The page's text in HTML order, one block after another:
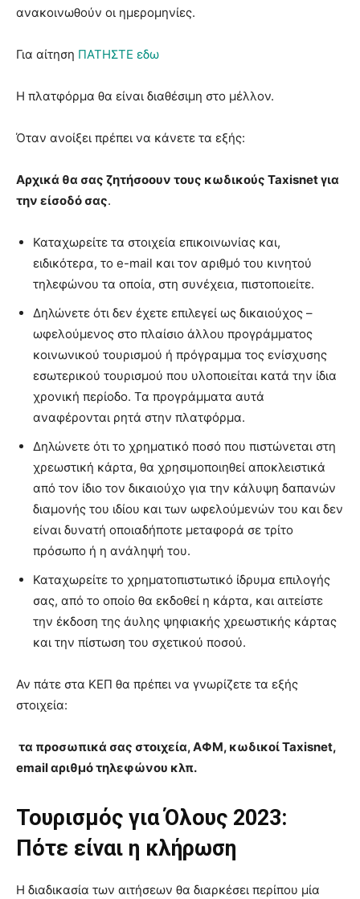
ανακοινωθούν οι ημερομηνίες.
Για αίτηση ΠΑΤΗΣΤΕ εδω
Η πλατφόρμα θα είναι διαθέσιμη στο μέλλον.
Όταν ανοίξει πρέπει να κάνετε τα εξής:
Αρχικά θα σας ζητήσοουν τους κωδικούς Taxisnet για
την είσοδό σας.
Καταχωρείτε τα στοιχεία επικοινωνίας και,
ειδικότερα, το e-mail και τον αριθμό του κινητού
τηλεφώνου τα οποία, στη συνέχεια, πιστοποιείτε.
Δηλώνετε ότι δεν έχετε επιλεγεί ως δικαιούχος –
ωφελούμενος στο πλαίσιο άλλου προγράμματος
κοινωνικού τουρισμού ή πρόγραμμα τος ενίσχυσης
εσωτερικού τουρισμού που υλοποιείται κατά την ίδια
χρονική περίοδο. Τα προγράμματα αυτά
αναφέρονται ρητά στην πλατφόρμα.
Δηλώνετε ότι το χρηματικό ποσό που πιστώνεται στη
χρεωστική κάρτα, θα χρησιμοποιηθεί αποκλειστικά
από τον ίδιο τον δικαιούχο για την κάλυψη δαπανών
διαμονής του ιδίου και των ωφελούμενών του και δεν
είναι δυνατή οποιαδήποτε μεταφορά σε τρίτο
πρόσωπο ή η ανάληψή του.
Καταχωρείτε το χρηματοπιστωτικό ίδρυμα επιλογής
σας, από το οποίο θα εκδοθεί η κάρτα, και αιτείστε
την έκδοση της άυλης ψηφιακής χρεωστικής κάρτας
και την πίστωση του σχετικού ποσού.
Αν πάτε στα ΚΕΠ θα πρέπει να γνωρίζετε τα εξής
στοιχεία:
τα προσωπικά σας στοιχεία, ΑΦΜ, κωδικοί Taxisnet,
email αριθμό τηλεφώνου κλπ.
Τουρισμός για Όλους 2023:
Πότε είναι η κλήρωση
Η διαδικασία των αιτήσεων θα διαρκέσει περίπου μία